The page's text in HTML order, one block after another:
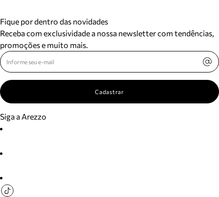
Fique por dentro das novidades
Receba com exclusividade a nossa newsletter com tendências,
promoções e muito mais.
Cadastrar
Siga a Arezzo